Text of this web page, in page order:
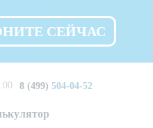
СЕЙЧАС
8 (499) 504-04-52